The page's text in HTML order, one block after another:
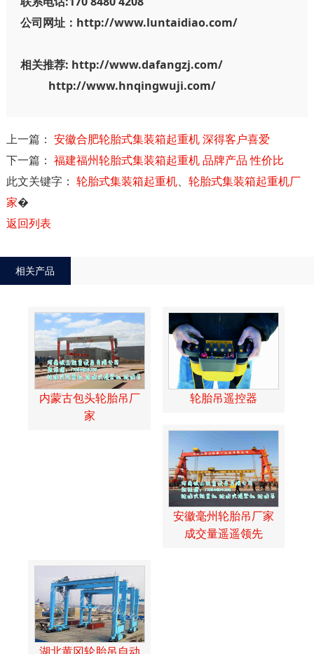
公司网址：http://www.luntaidiao.com/
相关推荐: http://www.dafangzj.com/
http://www.hnqingwuji.com/
上一篇： 安徽合肥轮胎式集装箱起重机 深得客户喜爱
下一篇： 福建福州轮胎式集装箱起重机 品牌产品 性价比
此文关键字： 轮胎式集装箱起重机、 轮胎式集装箱起重机厂
家�
返回列表
相关产品
内蒙古包头轮胎吊厂
家
轮胎吊遥控器
安徽毫州轮胎吊厂家
成交量遥遥领先